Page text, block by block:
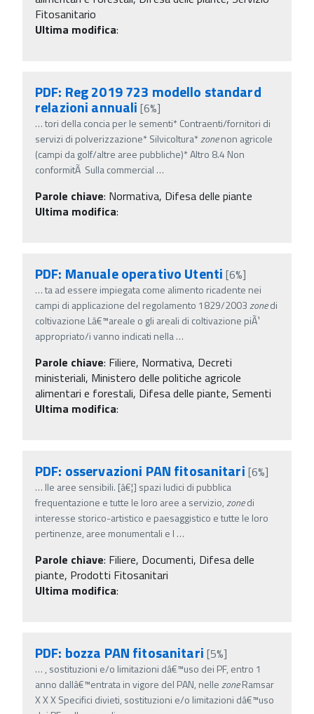
Fitosanitario
Ultima modifica:
PDF: Reg 2019 723 modello standard
relazioni annuali [6%]
…tori della concia per le sementi* Contraenti/fornitori di
servizi di polverizzazione* Silvicoltura*zonenon agricole
(campi da golf/altre aree pubbliche)* Altro 8.4 Non
conformitÃ Sulla commercial …
Parole chiave: Normativa, Difesa delle piante
Ultima modifica:
PDF: Manuale operativo Utenti [6%]
…ta ad essere impiegata come alimento ricadente nei
campi di applicazione del regolamento 1829/2003zonedi
coltivazione Lâ€™areale o gli areali di coltivazione piÃ¹
appropriato/i vanno indicati nella…
Parole chiave: Filiere, Normativa, Decreti
ministeriali, Ministero delle politiche agricole
alimentari e forestali, Difesa delle piante, Sementi
Ultima modifica:
PDF: osservazioni PAN fitosanitari [6%]
… lle aree sensibili. [â€¦] spazi ludici di pubblica
frequentazione e tutte le loro aree a servizio,zonedi
interesse storico-artistico e paesaggistico e tutte le loro
pertinenze, aree monumentali e l …
Parole chiave: Filiere, Documenti, Difesa delle
piante, Prodotti Fitosanitari
Ultima modifica:
PDF: bozza PAN fitosanitari [5%]
… , sostituzioni e/o limitazioni dâ€™uso dei PF, entro 1
anno dallâ€™entrata in vigore del PAN, nellezoneRamsar
X X X Specifici divieti, sostituzioni e/o limitazioni dâ€™uso